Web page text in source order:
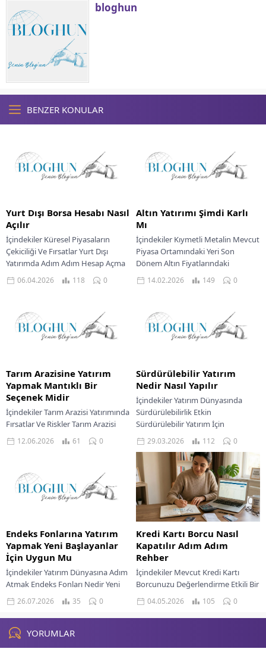
bloghun
BENZER KONULAR
Yurt Dışı Borsa Hesabı Nasıl
Açılır
İçindekiler Küresel Piyasaların
Çekiciliği Ve Fırsatlar Yurt Dışı
Yatırımda Adım Adım Hesap Açma
Gerekli Belgeler Ve Kimlik
Doğrulama Yurt Dışı...
06.04.2026 118 0
Altın Yatırımı Şimdi Karlı
Mı
İçindekiler Kıymetli Metalin Mevcut
Piyasa Ortamındaki Yeri Son
Dönem Altın Fiyatlarındaki
Dalgalanmalar Altın Değerlemesini
Etkileyen Temel Unsurlar Enflasyon
14.02.2026 149 0
Tarım Arazisine Yatırım
Yapmak Mantıklı Bir
Seçenek Midir
İçindekiler Tarım Arazisi Yatırımında
Fırsatlar Ve Riskler Tarım Arazisi
Yatırımının Çeşitli Risk Faktörleri
Gelecekte Tarım Arazisi Yatırımının
12.06.2026 61 0
Sürdürülebilir Yatırım
Nedir Nasıl Yapılır
İçindekiler Yatırım Dünyasında
Sürdürülebilirlik Etkin
Sürdürülebilir Yatırım İçin
Derinlemesine Analiz Sürdürülebilir
Yatırımların Potansiyel Riskleri
Geleceğin Yatırım Ortamında
Sürdürülebilirlik Yatırım Tavsiyesi...
29.03.2026 112 0
Endeks Fonlarına Yatırım
Yapmak Yeni Başlayanlar
İçin Uygun Mu
İçindekiler Yatırım Dünyasına Adım
Atmak Endeks Fonları Nedir Yeni
Başlayanlar İçin Avantajları
Piyasaya Geniş Kapsamlı Erişim
Endeks Fonlarının Riskleri Nelerdir...
26.07.2026 35 0
Kredi Kartı Borcu Nasıl
Kapatılır Adım Adım
Rehber
İçindekiler Mevcut Kredi Kartı
Borcunuzu Değerlendirme Etkili Bir
Borç Kapatma Stratejisi Oluşturma
Bütçenizi Gözden Geçirme Ve
Tasarruf Alanları Bulma Borç...
04.05.2026 105 0
YORUMLAR